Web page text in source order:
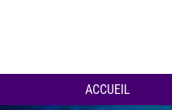
ACCUEIL